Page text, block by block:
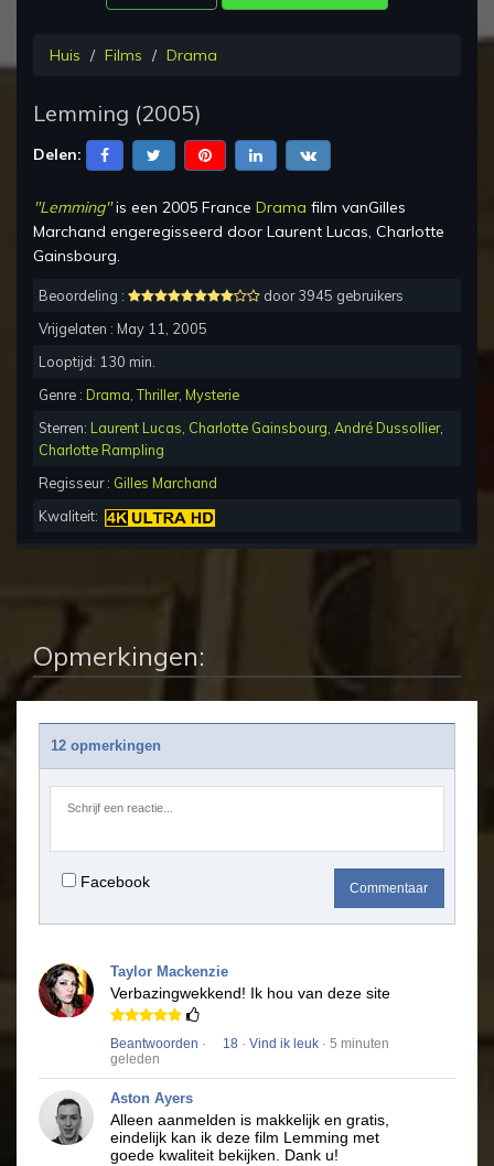
Huis Films Drama
Lemming (2005)
Delen:
"Lemming"is een 2005 France Drama film vanGilles
Marchand engeregisseerd door Laurent Lucas, Charlotte
Gainsbourg.
Beoordeling :
door 3945 gebruikers
Vrijgelaten : May 11, 2005
Looptijd: 130 min.
Genre : Drama ,Thriller, Mysterie
Sterren: Laurent Lucas Charlotte Gainsbourg André Dussollier,
Charlotte Rampling
Regisseur : Gilles Marchand
Kwaliteit:
Opmerkingen:
12 opmerkingen
Facebook Commentaar
Taylor Mackenzie
Verbazingwekkend! Ik hou van deze site
Beantwoorden · 18 · Vind ik leuk · 5 minuten
geleden
Aston Ayers
Alleen aanmelden is makkelijk en gratis,
eindelijk kan ik deze film Lemming met
goede kwaliteit bekijken. Dank u!